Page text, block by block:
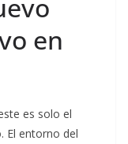
en
es solo el
El entorno del